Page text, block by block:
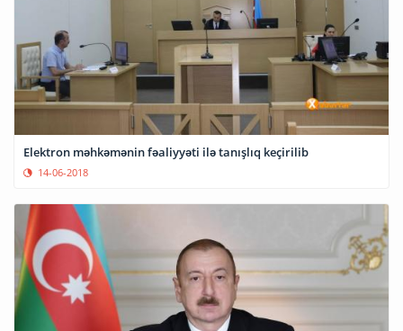
Elektron məhkəmənin fəaliyyəti ilə tanışlıq keçirilib
14-06-2018